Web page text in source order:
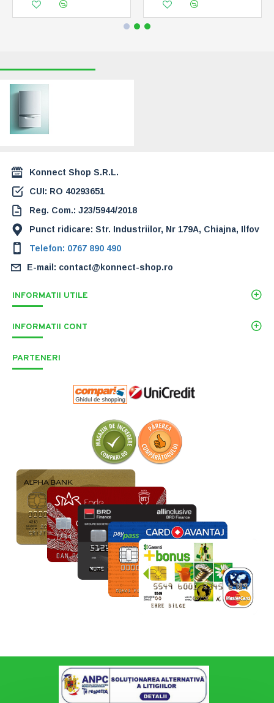
Konnect Shop S.R.L.
CUI: RO 40293651
Reg. Com.: J23/5944/2018
Punct ridicare: Str. Industriilor, Nr 179A, Chiajna, Ilfov
Telefon: 0767 890 490
E-mail: contact@konnect-shop.ro
INFORMATII UTILE
INFORMATII CONT
PARTENERI